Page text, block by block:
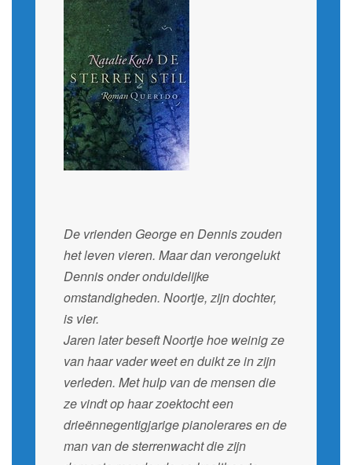
De vrienden George en Dennis zouden
het leven vieren. Maar dan verongelukt
Dennis onder onduidelijke
omstandigheden. Noortje, zijn dochter,
is vier.
Jaren later beseft Noortje hoe weinig ze
van haar vader weet en duikt ze in zijn
verleden. Met hulp van de mensen die
ze vindt op haar zoektocht een
drieënnegentigjarige pianolerares en de
man van de sterrenwacht die zijn